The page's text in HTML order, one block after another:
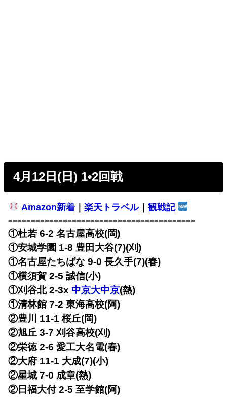
4月12日(日) 1•2回戦
Amazon新着｜ 楽天トラベル｜ 観戦記
=========================================
①杜若 6-2 名古屋高校(岡)
①安城学園 1-8 豊田大谷(7)(刈)
①名古屋たちばな 9-0 長久手(7)(春)
①横須賀 2-5 誠信(小)
①刈谷北 2-3x 中京大中京(熱)
①清林館 7-2 東海高校(阿)
②豊川 11-1 桜丘(岡)
②旭丘 3-7 刈谷高校(刈)
②栄徳 2-6 愛工大名電(春)
②大府 11-1 大成(7)(小)
②星城 7-0 成章(熱)
②日福大付 2-5 至学館(阿)